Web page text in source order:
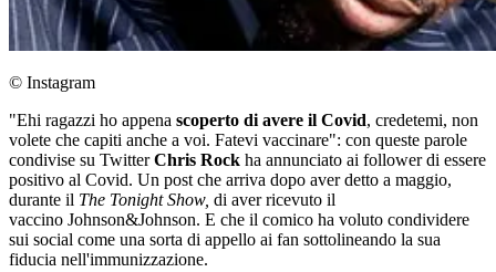
© Instagram
"Ehi ragazzi ho appena scoperto di avere il Covid, credetemi, non
volete che capiti anche a voi. Fatevi vaccinare": con queste parole
condivise su TwitterChris Rock ha annunciato ai follower di essere
positivo al Covid. Un post che arriva dopo aver detto a maggio,
durante il The Tonight Show, di aver ricevuto il
vaccino Johnson&Johnson. E che il comico ha voluto condividere
sui social come una sorta di appello ai fan sottolineando la sua
fiducia nell'immunizzazione.